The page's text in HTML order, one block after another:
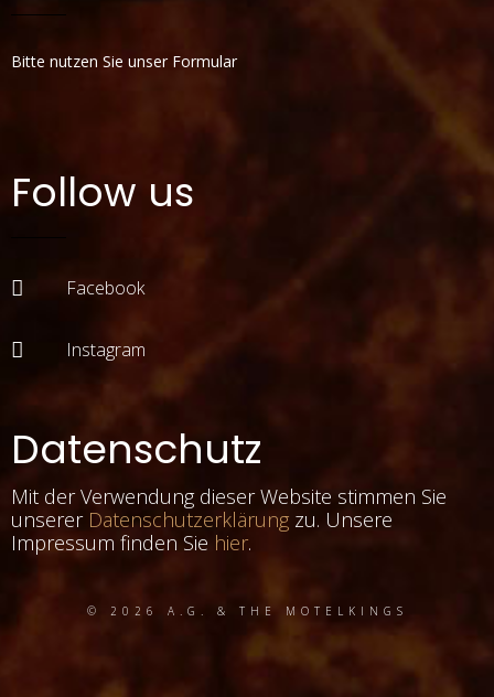
Bitte nutzen Sie unser Formular
Follow us
Facebook
Instagram
Datenschutz
Mit der Verwendung dieser Website stimmen Sie
unserer Datenschutzerklärung zu. Unsere
Impressum finden Sie hier.
© 2026 A.G. & THE MOTELKINGS